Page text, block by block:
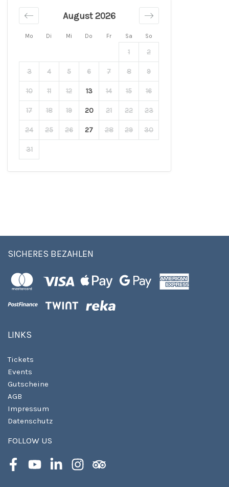
Mo Di Mi Do Fr Sa So
August 2026
1 2
3 4 5 6 7 8 9
10 11 12 13 14 15 16
17 18 19 20 21 22 23
24 25 26 27 28 29 30
31
SICHERES BEZAHLEN
LINKS
Tickets
Events
Gutscheine
AGB
Impressum
Datenschutz
FOLLOW US
FacebookYoutubeLinkedInInstagramTripadvisor